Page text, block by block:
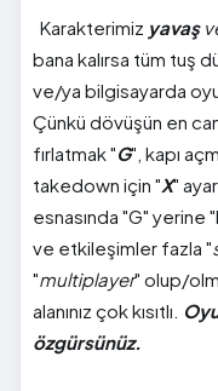
Karakterimiz yavaş
bana kalırsa tüm tuş
ve/ya bilgisayarda
Çünkü dövüşün en
fırlatmak "G", kapı
takedown için "X"
esnasında "G" yerine
ve etkileşimler fazla "
"multiplayer" olup/
alanınız çok kısıtlı.
özgürsünüz.